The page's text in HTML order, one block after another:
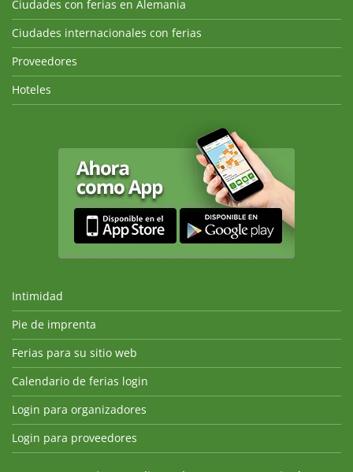
Ciudades con ferias en Alemania
Ciudades internacionales con ferias
Proveedores
Hoteles
Intimidad
Pie de imprenta
Ferias para su sitio web
Calendario de ferias login
Login para organizadores
Login para proveedores